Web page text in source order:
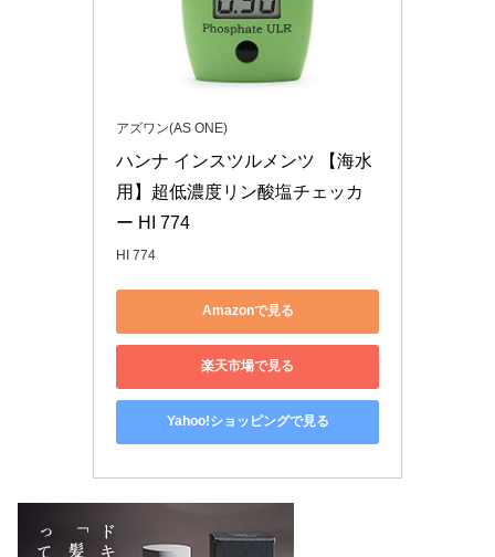
アズワン(AS ONE)
ハンナ インスツルメンツ 【海水
用】超低濃度リン酸塩チェッカ
ー HI 774
HI 774
Amazonで見る
楽天市場で見る
Yahoo!ショッピングで見る